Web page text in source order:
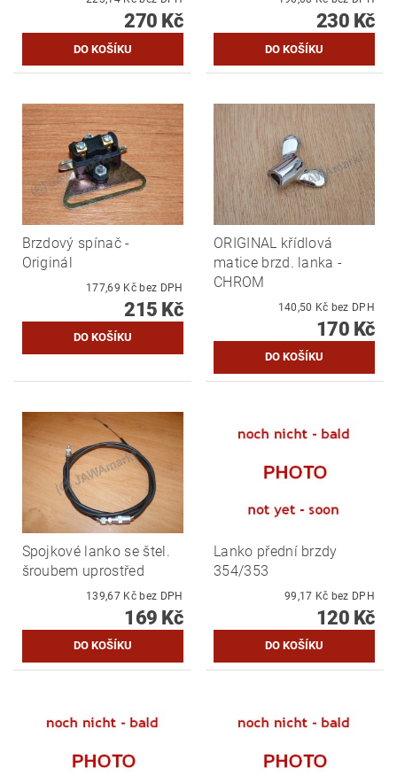
270 Kč 230 Kč
Brzdový spínač -
Originál
177,69 Kč bez DPH
215 Kč
ORIGINAL křídlová
matice brzd. lanka -
CHROM
140,50 Kč bez DPH
170 Kč
Spojkové lanko se štel.
šroubem uprostřed
139,67 Kč bez DPH
169 Kč
Lanko přední brzdy
354/353
99,17 Kč bez DPH
120 Kč